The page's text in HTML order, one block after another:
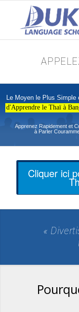
d'Apprendre le Thaï à
Le Moyen le Plus Simple
Apprenez Rapidement et
à Parler
Cliquer ici
«